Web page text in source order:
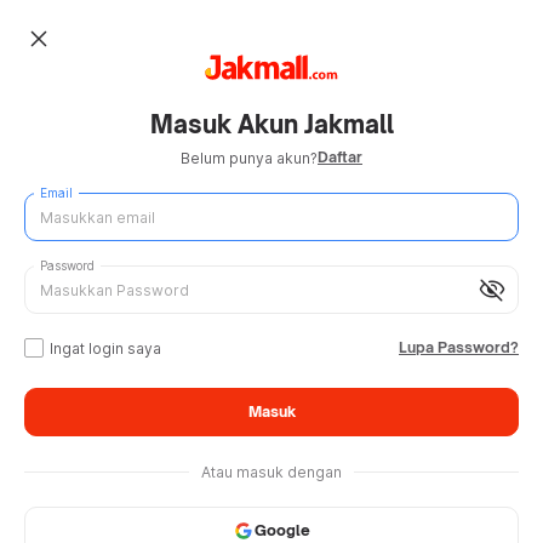
close
Masuk Akun Jakmall
Belum punya akun?Daftar
Email
visibility_off
Password
Ingat login saya Lupa Password?
Masuk
Atau masuk dengan
Google